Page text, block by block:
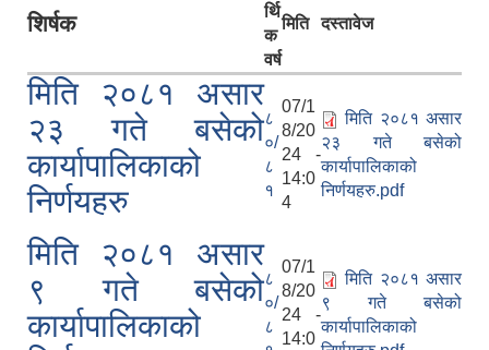
शिर्षक
र्थि
क
वर्ष
मिति दस्तावेज
मिति २०८१ असार
२३ गते बसेको
कार्यापालिकाको
निर्णयहरु
८
०/
८
१
07/1
8/20
24 -
14:0
4
मिति २०८१ असार
२३ गते बसेको
कार्यापालिकाको
निर्णयहरु.pdf
मिति २०८१ असार
९ गते बसेको
कार्यापालिकाको
८
०/
८
07/1
8/20
24 -
14:0
मिति २०८१ असार
९ गते बसेको
कार्यापालिकाको